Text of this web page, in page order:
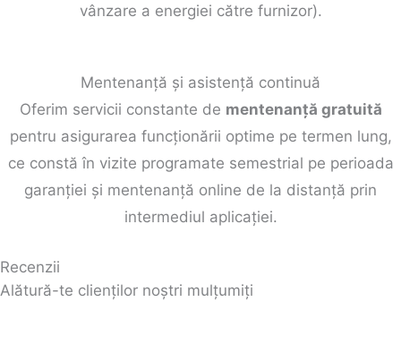
vânzare a energiei către furnizor).
Mentenanță și asistență continuă
Oferim servicii constante de mentenanță gratuită
pentru asigurarea funcționării optime pe termen lung,
ce constă în vizite programate semestrial pe perioada
garanției și mentenanță online de la distanță prin
intermediul aplicației.
Recenzii
Alătură-te clienților noștri mulțumiți